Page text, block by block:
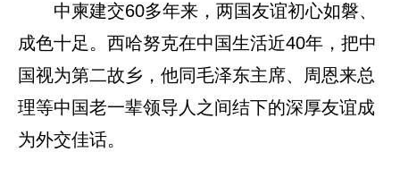
中柬建交60多年来，两国友谊初心如磐、
成色十足。西哈努克在中国生活近40年，把中
国视为第二故乡，他同毛泽东主席、周恩来总
理等中国老一辈领导人之间结下的深厚友谊成
为外交佳话。